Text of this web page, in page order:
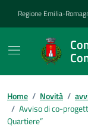
Regione Emilia-
Contenuti
Home / Novità /
/ Avviso di co-
Quartiere”